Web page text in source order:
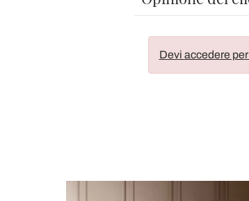
Devi accedere